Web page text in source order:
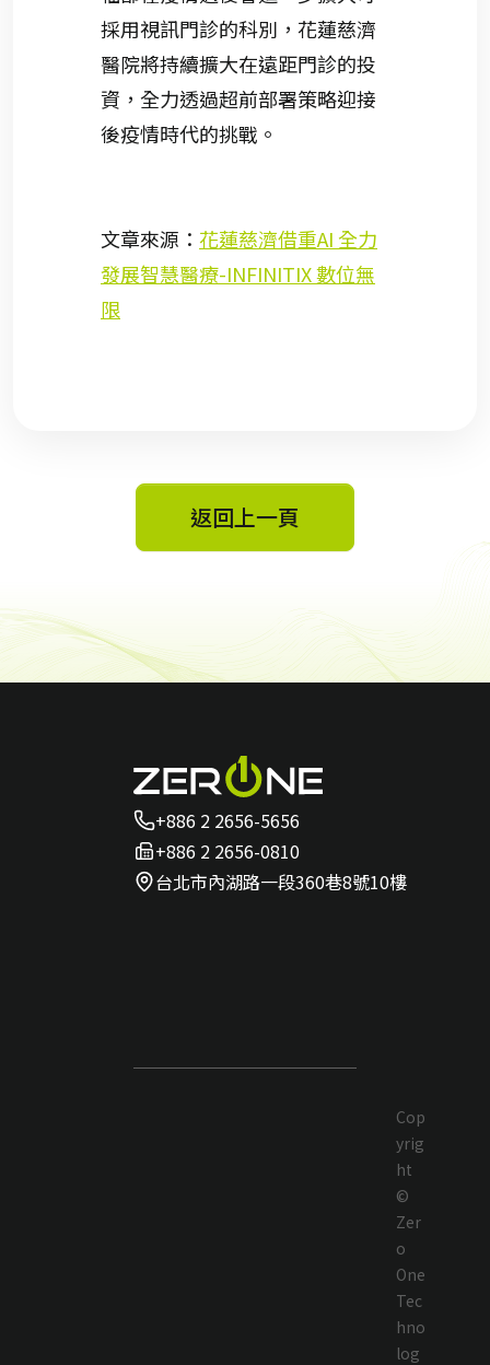
採用視訊門診的科別，花蓮慈濟
醫院將持續擴大在遠距門診的投
資，全力透過超前部署策略迎接
後疫情時代的挑戰。
文章來源： 花蓮慈濟借重AI 全力
發展智慧醫療-INFINITIX 數位無
限
返回上一頁
+886 2 2656-5656
+886 2 2656-0810
台北市內湖路一段360巷8號10樓
Cop
yrig
ht
©
Zer
o
One
Tec
hno
log